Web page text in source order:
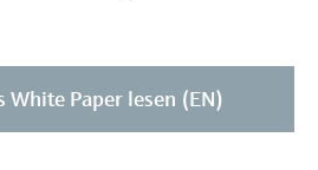
White Paper lesen (EN)